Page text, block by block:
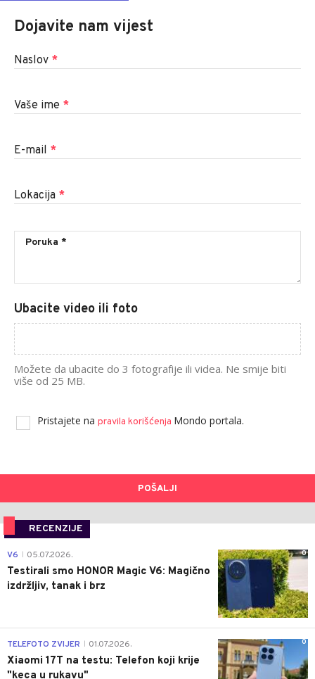
Dojavite nam vijest
Naslov *
Vaše ime *
E-mail *
Lokacija *
Ubacite video ili foto
Možete da ubacite do 3 fotografije ili videa. Ne smije biti
više od 25 MB.
Pristajete na pravila korišćenja Mondo portala.
POŠALJI
RECENZIJE
0
V6 05.07.2026.
Testirali smo HONOR Magic V6: Magično
izdržljiv, tanak i brz
0
TELEFOTO ZVIJER 01.07.2026.
Xiaomi 17T na testu: Telefon koji krije
"keca u rukavu"